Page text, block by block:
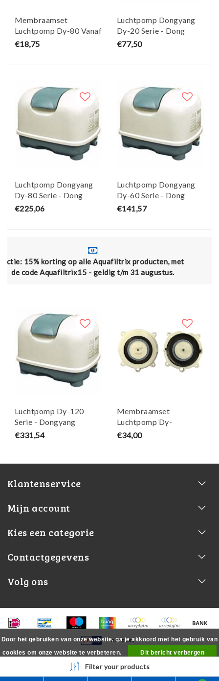
Membraamset
Luchtpomp Dy-80 Vanaf
2008 - Dongyang
€18,75
Luchtpomp Dongyang
Dy-20 Serie - Dong
Yang
€77,50
Luchtpomp Dongyang
Dy-80 Serie - Dong
Yang
€225,06
Luchtpomp Dongyang
Dy-60 Serie - Dong
Yang
€141,57
alle Aquafiltrix producten, met
- geldig t/m 31 augustus.
Gratis verzending
Luchtpomp Dy-120
Serie - Dongyang
€331,54
Membraamset
Luchtpomp Dy-
120/160/200 -
€34,00
Klantenservice
Mijn account
Kies een categorie
Contactgegevens
Volg ons
Filter your products
Door het gebruiken van onze website, ga je akkoord met het gebruik van
cookies om onze website te verbeteren.
Dit bericht verbergen
Meer over cookies »